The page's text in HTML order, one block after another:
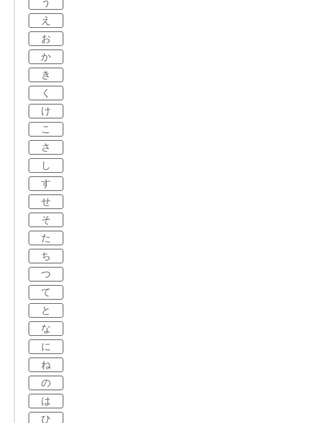
う
え
お
か
き
く
け
こ
さ
し
す
せ
そ
た
ち
つ
て
と
な
に
ね
の
は
ひ